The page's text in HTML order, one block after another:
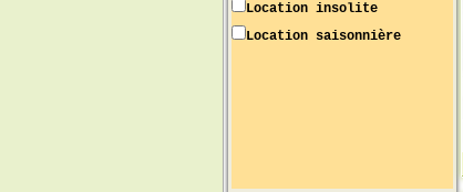
Location insolite
Location saisonnière